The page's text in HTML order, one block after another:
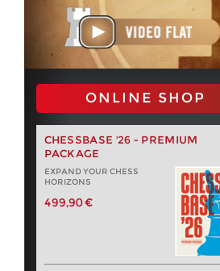
ONLINE SHOP
CHESSBASE '26 - PREMIUM
PACKAGE
EXPAND YOUR CHESS
HORIZONS
499,90 €